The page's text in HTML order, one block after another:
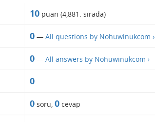
10puan (4,881 . sırada)
0— All questions by Nohuwinukcom ›
0— All answers by Nohuwinukcom ›
0
0soru, 0cevap